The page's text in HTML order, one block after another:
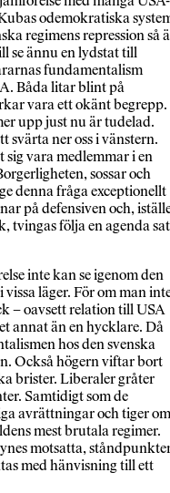
odemokratiska
regimens repression så
se ännu en lydstat till
fundamentalism
Båda litar blint på
vara ett okänt begrepp.
upp just nu är tudelad.
svärta ner oss i vänstern.
sig vara medlemmar i en
sossar och
denna fråga exceptionellt
på defensiven och,
tvingas följa en agenda
inte kan se igenom den
läger. För om man
– oavsett relation till USA
annat än en hycklare. Då
hos den svenska
Också högern viftar bort
brister. Liberaler gråter
Samtidigt som de
avrättningar och tiger om
mest brutala regimer.
motsatta,
med hänvisning till ett